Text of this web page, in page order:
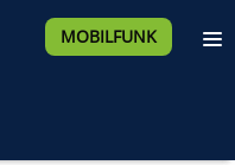
MOBILFUNK